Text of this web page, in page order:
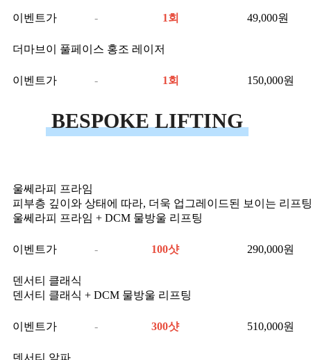
이벤트가 - 1회 49,000원
더마브이 풀페이스 홍조 레이저
이벤트가 - 1회 150,000원
BESPOKE LIFTING
울쎄라피 프라임
피부층 깊이와 상태에 따라, 더욱 업그레이드된 보이는 리프
울쎄라피 프라임 + DCM 물방울 리프팅
이벤트가 - 100샷 290,000원
덴서티 클래식
덴서티 클래식 + DCM 물방울 리프팅
이벤트가 - 300샷 510,000원
덴서티 알파